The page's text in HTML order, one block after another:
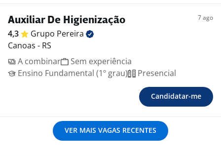
Auxiliar De Higienização 7 ago
4,3 Grupo Pereira
Canoas - RS
A combinar
Sem experiência
Ensino Fundamental (1º grau)
Presencial
Candidatar-me
VER MAIS VAGAS RECENTES